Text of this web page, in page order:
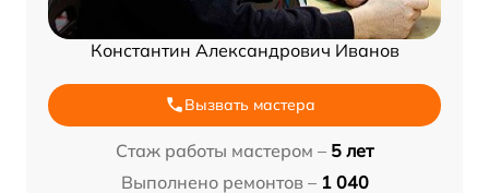
Константин Александрович Иванов
Вызвать мастера
Стаж работы мастером – 5 лет
Выполнено ремонтов – 1 040